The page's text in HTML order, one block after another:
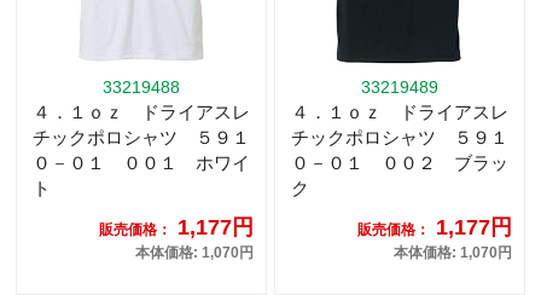
33219488
４．１ｏｚ ドライアスレ
チックポロシャツ ５９１
０－０１ ００１ ホワイ
ト
販売価格： 1,177円
本体価格: 1,070円
33219489
４．１ｏｚ ドライアスレ
チックポロシャツ ５９１
０－０１ ００２ ブラッ
ク
販売価格： 1,177円
本体価格: 1,070円